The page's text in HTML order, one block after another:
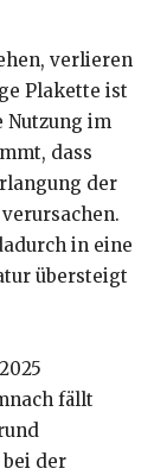
verlieren
Plakette ist
Nutzung im
dass
der
in eine
übersteigt
fällt
der